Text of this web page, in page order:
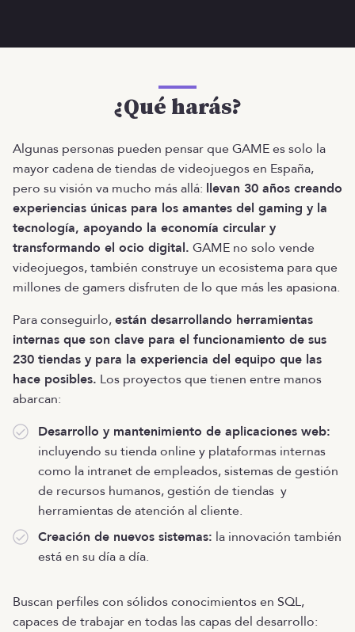
¿Qué harás?
Algunas personas pueden pensar que GAME es solo la
mayor cadena de tiendas de videojuegos en España,
pero su visión va mucho más allá: llevan 30 años creando
experiencias únicas para los amantes del gaming y la
tecnología, apoyando la economía circular y
transformando el ocio digital. GAME no solo vende
videojuegos, también construye un ecosistema para que
millones de gamers disfruten de lo que más les apasiona.
Para conseguirlo,están desarrollando herramientas
internas que son clave para el funcionamiento de sus
230 tiendas y para la experiencia del equipo que las
hace posibles. Los proyectos que tienen entre manos
abarcan:
Desarrollo y mantenimiento de aplicaciones web:
incluyendo su tienda online y plataformas internas
como la intranet de empleados, sistemas de gestión
de recursos humanos, gestión de tiendas y
herramientas de atención al cliente.
Creación de nuevos sistemas: la innovación también
está en su día a día.
Buscan perfiles con sólidos conocimientos en SQL,
capaces de trabajar en todas las capas del desarrollo: